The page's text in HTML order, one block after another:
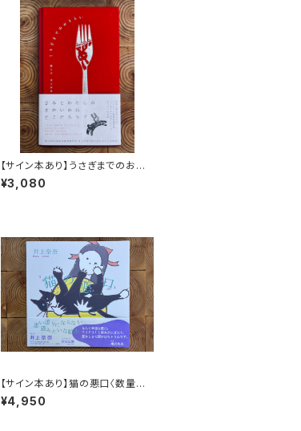
【サイン本あり】うさぎまでのおさ
らい［通常版］
¥3,080
【サイン本あり】猫の悪口〈数量限
定・オリジナルトート付き〉
¥4,950